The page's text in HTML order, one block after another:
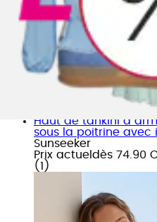
Haut de tankini à
sous la poitrine avec
Sunseeker
Prix actuel dès 74.90
( 1 )